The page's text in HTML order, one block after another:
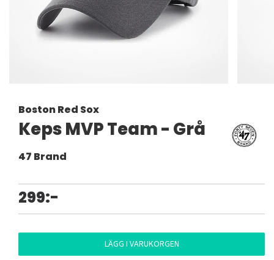
Boston Red Sox
Keps MVP Team - Grå
47 Brand
299:-
LÄGG I VARUKORGEN